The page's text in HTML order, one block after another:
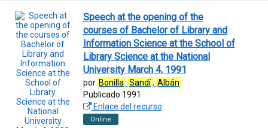
Speech at the opening of the
courses of Bachelor of Library and
Information Science at the School of
Library Science at the National
University March 4, 1991
por Bonilla Sandí, Albán
Publicado 1991
Enlace del recurso
Online